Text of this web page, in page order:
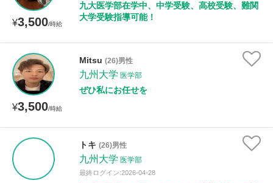
¥3,500/時給
九大医学部在学中、中学受験、高校受験、難関
大学受験指導可能！
¥3,500/時給
Mitsu (26)男性
九州大学 医学部
ぜひ私にお任せを
トキ (26)男性
九州大学 医学部
最終ログイン:2026-04-28